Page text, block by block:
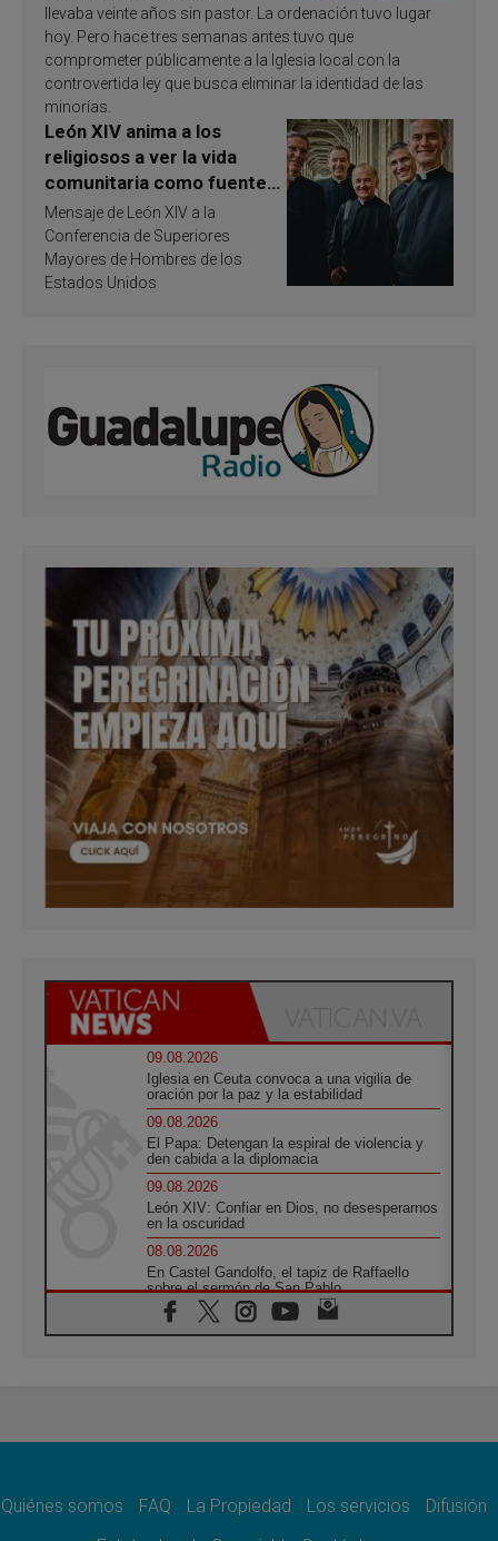
llevaba veinte años sin pastor. La ordenación tuvo lugar
hoy. Pero hace tres semanas antes tuvo que
comprometer públicamente a la Iglesia local con la
controvertida ley que busca eliminar la identidad de las
minorías.
León XIV anima a los
religiosos a ver la vida
comunitaria como fuente
de inspiración y
santificación
Mensaje de León XIV a la
Conferencia de Superiores
Mayores de Hombres de los
Estados Unidos
09.08.2026
Iglesia en Ceuta convoca a una vigilia de
oración por la paz y la estabilidad
09.08.2026
El Papa: Detengan la espiral de violencia y
den cabida a la diplomacia
09.08.2026
León XIV: Confiar en Dios, no desesperarnos
en la oscuridad
08.08.2026
En Castel Gandolfo, el tapiz de Raffaello
sobre el sermón de San Pablo
08.08.2026
En Colombia, «la paz no se compra con una
08.08.2026
08.08.2026
Quiénes somos FAQ La Propiedad Los servicios
Difusión